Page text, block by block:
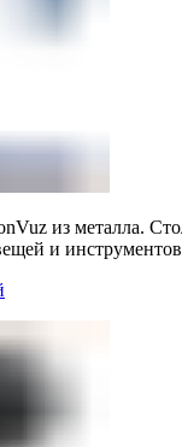
из металла.
и